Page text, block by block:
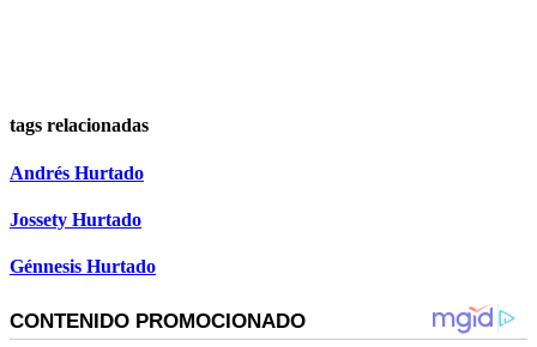
tags relacionadas
Andrés Hurtado
Jossety Hurtado
Génnesis Hurtado